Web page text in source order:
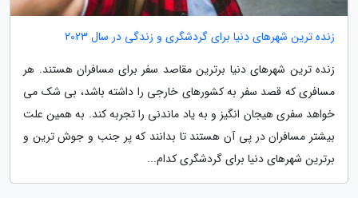
زنده ترین شهرهای دنیا برای گردشگری و زندگی در سال 2023
زنده ترین شهرهای دنیا برترین مقاصد سفر برای مسافران هستند. هر
مسافری که قصد سفر به کشورهای خارجی را داشته باشد، بی شک می
خواهد سفری هیجان انگیز و به یاد ماندنی را تجربه کند. به همین علت
بیشتر مسافران در پی آن هستند تا بدانند که پر جنب و جوش ترین و
برترین شهرهای دنیا برای گردشگری کدام...